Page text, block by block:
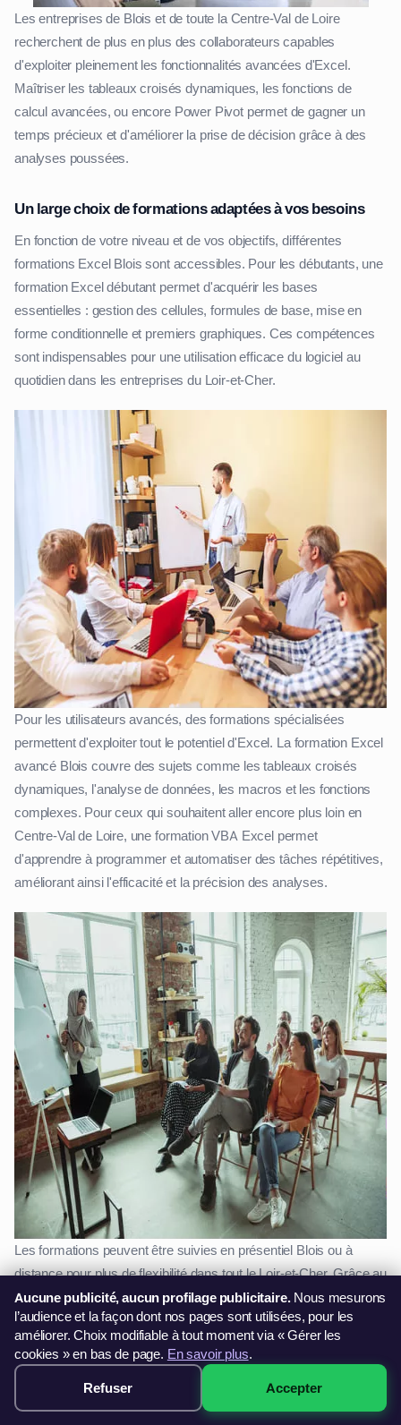
Les entreprises de Blois et de toute la Centre-Val de Loire
recherchent de plus en plus des collaborateurs capables
d'exploiter pleinement les fonctionnalités avancées d'Excel.
Maîtriser les tableaux croisés dynamiques, les fonctions de
calcul avancées, ou encore Power Pivot permet de gagner un
temps précieux et d'améliorer la prise de décision grâce à des
analyses poussées.
Un large choix de formations adaptées à vos besoins
En fonction de votre niveau et de vos objectifs, différentes
formations Excel Blois sont accessibles. Pour les débutants, une
formation Excel débutant permet d'acquérir les bases
essentielles : gestion des cellules, formules de base, mise en
forme conditionnelle et premiers graphiques. Ces compétences
sont indispensables pour une utilisation efficace du logiciel au
quotidien dans les entreprises du Loir-et-Cher.
Pour les utilisateurs avancés, des formations spécialisées
permettent d'exploiter tout le potentiel d'Excel. La formation Excel
avancé Blois couvre des sujets comme les tableaux croisés
dynamiques, l'analyse de données, les macros et les fonctions
complexes. Pour ceux qui souhaitent aller encore plus loin en
Centre-Val de Loire, une formation VBA Excel permet
d'apprendre à programmer et automatiser des tâches répétitives,
améliorant ainsi l'efficacité et la précision des analyses.
Les formations peuvent être suivies en présentiel Blois ou à
distance pour plus de flexibilité dans tout le Loir-et-Cher. Grâce au
CPF (Compte Personnel de Formation), il est également possible
de financer sa formation et d'obtenir une certification reconnue,
facilitant ainsi son évolution professionnelle en Centre-Val de
Loire.
La certification Excel : un atout sur le marché du travail
299€ · Voir les sessions →
Aucune publicité, aucun profilage publicitaire.Nous mesurons
l’audience et la façon dont nos pages sont utilisées, pour les
améliorer. Choix modifiable à tout moment via « Gérer les
cookies » en bas de page. En savoir plus.
Refuser Accepter